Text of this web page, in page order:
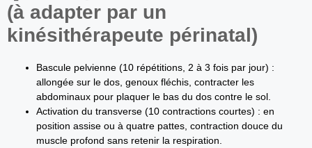
(à adapter par un
kinésithérapeute périnatal)
Bascule pelvienne (10 répétitions, 2 à 3 fois par jour) :
allongée sur le dos, genoux fléchis, contracter les
abdominaux pour plaquer le bas du dos contre le sol.
Activation du transverse (10 contractions courtes) : en
position assise ou à quatre pattes, contraction douce du
muscle profond sans retenir la respiration.